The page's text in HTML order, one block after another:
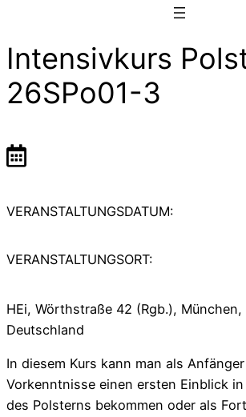
Intensivkurs
26SPo01-3
VERANSTALTUNGSDATUM:
VERANSTALTUNGSORT:
HEi, Wörthstraße 42 (Rgb.), München,
Deutschland
In diesem Kurs kann man als
Vorkenntnisse einen ersten Einblick
des Polsterns bekommen oder als